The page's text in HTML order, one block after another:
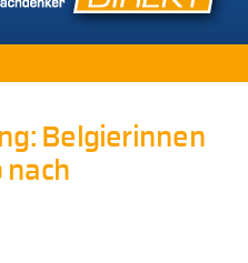
Belgierinnen
nach